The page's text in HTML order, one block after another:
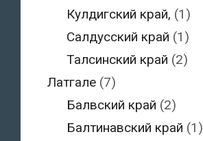
Кулдигский край, (1)
Салдусский край (1)
Талсинский край (2)
Латгале(7)
Балвский край (2)
Балтинавский край (1)